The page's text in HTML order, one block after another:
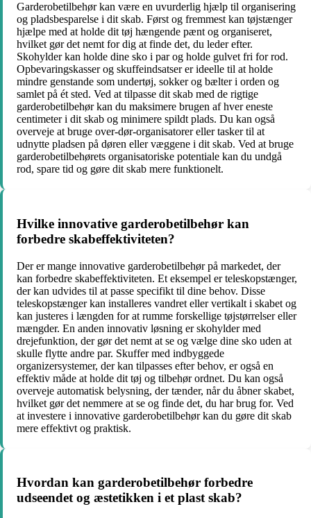
Garderobetilbehør kan være en uvurderlig hjælp til organisering
og pladsbesparelse i dit skab. Først og fremmest kan tøjstænger
hjælpe med at holde dit tøj hængende pænt og organiseret,
hvilket gør det nemt for dig at finde det, du leder efter.
Skohylder kan holde dine sko i par og holde gulvet fri for rod.
Opbevaringskasser og skuffeindsatser er ideelle til at holde
mindre genstande som undertøj, sokker og bælter i orden og
samlet på ét sted. Ved at tilpasse dit skab med de rigtige
garderobetilbehør kan du maksimere brugen af hver eneste
centimeter i dit skab og minimere spildt plads. Du kan også
overveje at bruge over-dør-organisatorer eller tasker til at
udnytte pladsen på døren eller væggene i dit skab. Ved at bruge
garderobetilbehørets organisatoriske potentiale kan du undgå
rod, spare tid og gøre dit skab mere funktionelt.
Hvilke innovative garderobetilbehør kan
forbedre skabeffektiviteten?
Der er mange innovative garderobetilbehør på markedet, der
kan forbedre skabeffektiviteten. Et eksempel er teleskopstænger,
der kan udvides til at passe specifikt til dine behov. Disse
teleskopstænger kan installeres vandret eller vertikalt i skabet og
kan justeres i længden for at rumme forskellige tøjstørrelser eller
mængder. En anden innovativ løsning er skohylder med
drejefunktion, der gør det nemt at se og vælge dine sko uden at
skulle flytte andre par. Skuffer med indbyggede
organizersystemer, der kan tilpasses efter behov, er også en
effektiv måde at holde dit tøj og tilbehør ordnet. Du kan også
overveje automatisk belysning, der tænder, når du åbner skabet,
hvilket gør det nemmere at se og finde det, du har brug for. Ved
at investere i innovative garderobetilbehør kan du gøre dit skab
mere effektivt og praktisk.
Hvordan kan garderobetilbehør forbedre
udseendet og æstetikken i et plast skab?